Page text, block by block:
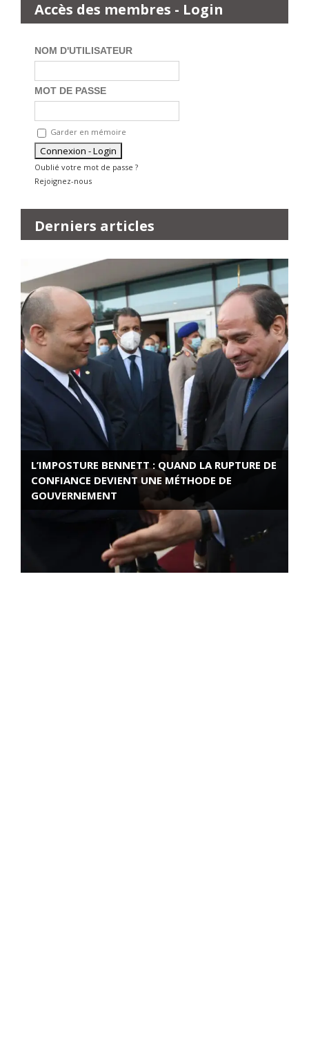
Accès des membres - Login
NOM D'UTILISATEUR
MOT DE PASSE
Garder en mémoire
Oublié votre mot de passe ?
Rejoignez-nous
Derniers articles
L’IMPOSTURE BENNETT : QUAND LA RUPTURE DE
CONFIANCE DEVIENT UNE MÉTHODE DE
GOUVERNEMENT
ROSE VALLAND, HEROÏNE DE LA RESISTANCE